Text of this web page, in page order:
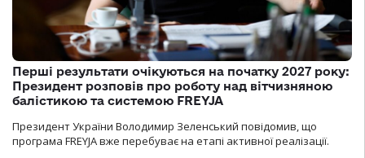
Перші результати очікуються на початку 2027 року:
Президент розповів про роботу над вітчизняною
балістикою та системою FREYJA
Президент України Володимир Зеленський повідомив, що
програма FREYJA вже перебуває на етапі активної реалізації.